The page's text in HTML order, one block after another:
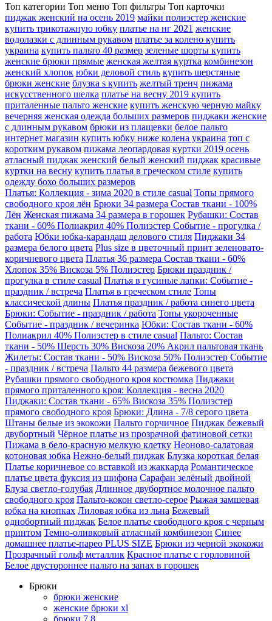
Топ категории Топ меню Топ фильтры Топ карточки
пиджак женский на осень 2019 майки полиэстер женские
купить трикотажную юбку платье на нг 2021 женские
водолазки с длинным рукавом платье за колено купить
украина купить пальто 40 размер зеленые шорты купить
женские брюки прямые женская желтая куртка комбинезон
женский хлопок юбки деловой стиль купить шерстяные
брюки женские блузка s купить желтый тренч пижама
искусственного шелка платье на весну 2019 купить
приталенные пальто женские купить женскую черную майку
вечерняя женская одежда больших размеров пиджаки женские
с длинным рукавом брюки из плащевки белое пальто
интернет магазин купить юбку ниже колена украина топ с
коротким рукавом пижама леопардовая куртки 2019 осень
атласный пиджак женский белый женский пиджак красивые
куртки на весну купить платья в греческом стиле купить
одежду бохо больших размеров
Платья: Коллекция - зима 2020 в стиле casual Топы прямого
свободного кроя лён Брюки 34 размера Состав ткани - 100%
Лён Женская пижама 34 размера в горошек Рубашки: Состав
ткани - 60% Полиакрил 40% Полиэстер Событие - прогулка /
работа Юбки юбка-карандаш делового стиля Пиджаки 34
размера белого цвета Plus size в цветочный принт зеленовато-
коричневого цвета Платья 36 размера Состав ткани - 60%
Хлопок 35% Вискоза 5% Полиэстер Брюки праздник /
прогулка в стиле casual Платья в гусиные лапки: Событие -
праздник / встреча Платья в греческом стиле Топы
классической длины Платья праздник / работа синего цвета
Брюки: Событие - праздник / работа Топы укороченные
Событие - праздник / вечеринка Юбки: Состав ткани - 60%
Полиакрил 40% Полиэстер в стиле casual Пальто: Состав
ткани - 50% Шерсть 30% Вискоза 20% Акрил пальтовая ткань
Жилеты: Состав ткани - 50% Вискоза 50% Полиэстер Событие
- праздник / встреча Пальто 44 размера бежевого цвета
Рубашки прямого свободного кроя костюмка Пиджаки
прямого приталенного кроя: Коллекция - весна 2020
Пиджаки: Состав ткани - 65% Вискоза 35% Полиэстер
прямого свободного кроя Брюки: Длина - 7/8 серого цвета
Штаны белые из экокожи Пальто горчичное Пиджак бежевый
двубортный Чёрное платье из прозрачной фатиновой сетки
Пижама в бело-красную мелкую клетку Неоново-салатовая
котоновая юбка Нежно-белый пиджак Блузка короткая белая
Платье коричневое со вставкой из жаккарда Романтическое
платье цвета фуксия из шифона Сарафан зелёный двойной
Блуза светло-голубая Длинное двубортное молочное пальто
свободного кроя Пальто-кокон светло-серое Рыжая замшевая
юбка на кнопках Лиловая юбка из льна Бежевый
однобортный пиджак Белое платье свободного кроя с черным
принтом Темно-оливковый атласный комбинезон Синее
домашнее платье-парео PLUS SIZE Брюки из черной экокожи
Прозрачный гольф металлик Красное платье с горловиной
Белое двустороннее пальто на запах в горошек
Брюки
брюки женские
женские брюки xl
брюки 7 8